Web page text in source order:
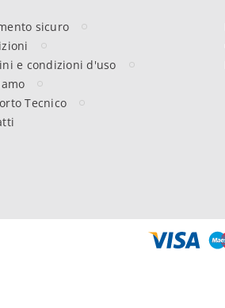
sicuro
e condizioni d'uso
Tecnico